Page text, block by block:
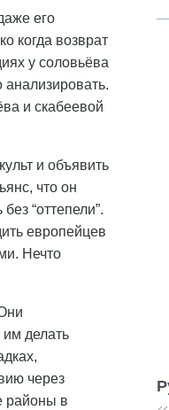
его
когда возврат
у соловьёва
анализировать.
и скабеевой
и объявить
что он
“оттепели”.
европейцев
Нечто
делать
через
районы в